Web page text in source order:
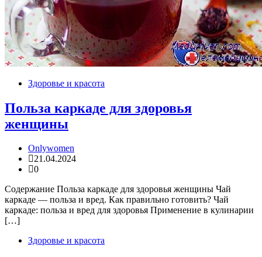
Здоровье и красота
Польза каркаде для здоровья
женщины
Onlywomen
21.04.2024
0
Содержание Польза каркаде для здоровья женщины Чай
каркаде — польза и вред. Как правильно готовить? Чай
каркаде: польза и вред для здоровья Применение в кулинарии
[…]
Здоровье и красота